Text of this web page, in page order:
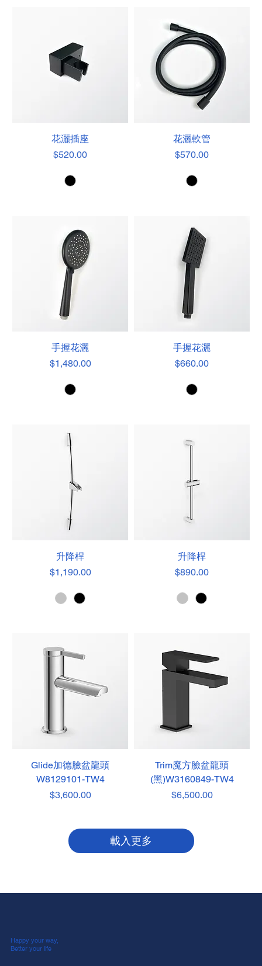
花灑插座
價格
$520.00
花灑軟管
價格
$570.00
手握花灑
價格
$1,480.00
手握花灑
價格
$660.00
升降桿
價格
$1,190.00
升降桿
價格
$890.00
Glide加德臉盆龍頭
W8129101-TW4
價格
$3,600.00
Trim魔方臉盆龍頭
(黑)W3160849-TW4
價格
$6,500.00
載入更多
Happy your way,
Better your life